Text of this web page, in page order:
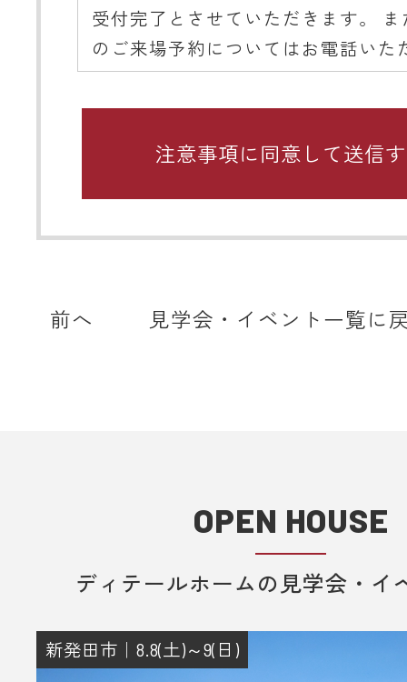
受付完了とさせていただきます。
のご来場予約についてはお電話いた
ようご協力をお願いいたします。
関するお願い
携帯メールのドメイン指定受信や、
home.com】もしくは【@sadh.jp】
■ 来場予約からプレゼントまでの流
1. 当フォームからご予約いただきま
2. 当日ご来場いただきます。
その際に住所のご記入をお願いいた
4. 後日、弊社からプレゼントをメー
前へ 見学会・イベント一覧に
OPEN HOUSE
ディテールホームの見学会・イ
新発田市｜8.8(土)～9(日)